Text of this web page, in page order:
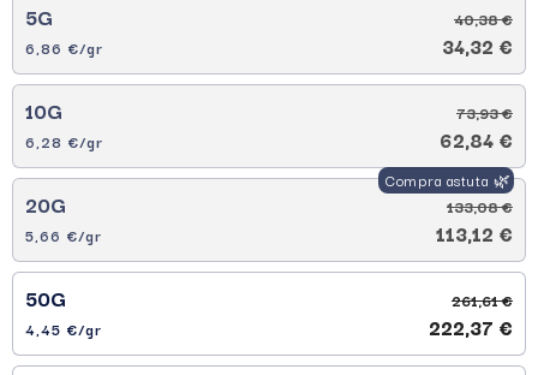
5G
40,38 €
6,86 €/gr
34,32 €
10G
73,93 €
6,28 €/gr
62,84 €
20G
133,08 €
5,66 €/gr
113,12 €
50G
261,61 €
4,45 €/gr
222,37 €